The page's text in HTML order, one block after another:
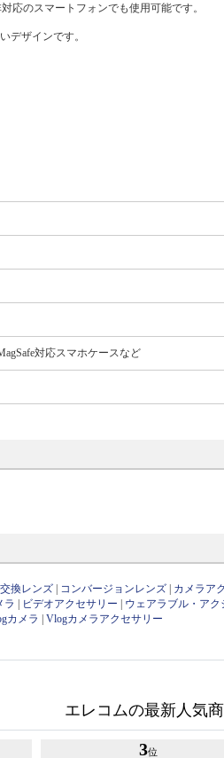
応のスマートフォンでも使用可能です。
デザインです。
対応スマホケースなど
|交換レンズ コンバージョンレンズ カメラア
ラ ビデオアクセサリー ウェアラブル・アク
カメラ |Vlogカメラアクセサリー
エレコムの最新人気
3位